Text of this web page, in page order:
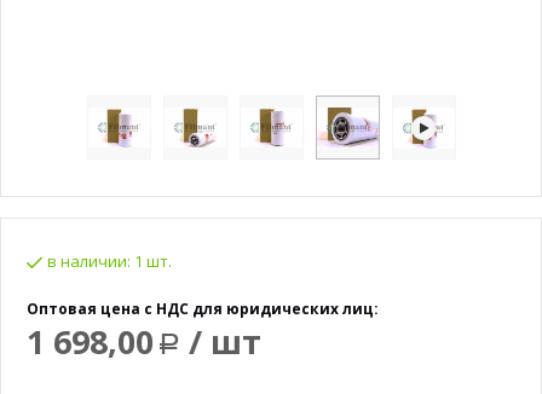
в наличии: 1 шт.
Оптовая цена с НДС для юридических лиц:
1 698,00 Р / шт